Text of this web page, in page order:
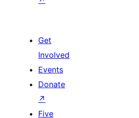
Get
Involved
Events
Donate
↗
Five